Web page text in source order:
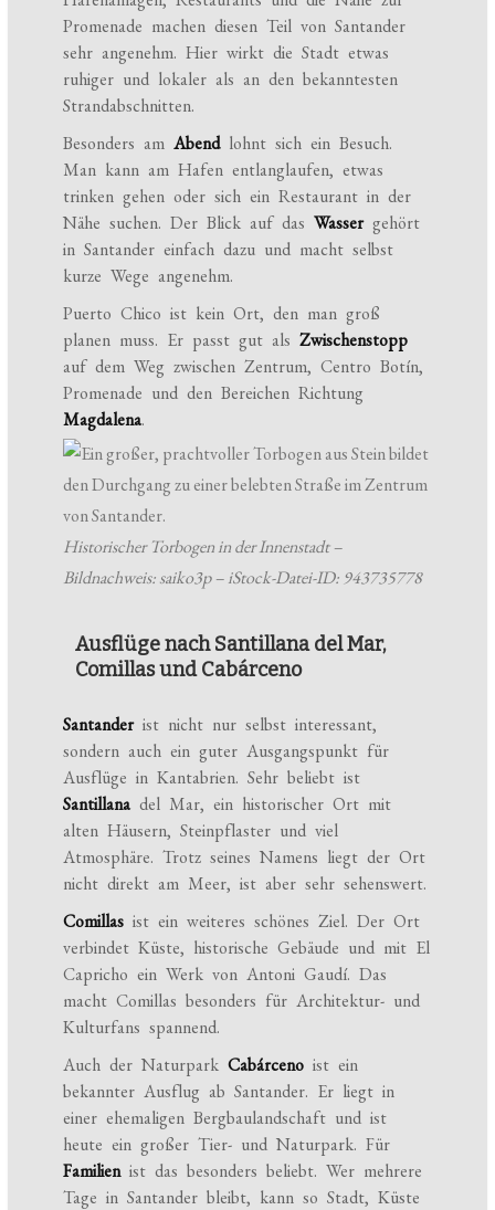
Promenade machen diesen Teil von Santander
sehr angenehm. Hier wirkt die Stadt etwas
ruhiger und lokaler als an den bekanntesten
Strandabschnitten.
Besonders amAbendlohnt sich ein Besuch.
Man kann am Hafen entlanglaufen, etwas
trinken gehen oder sich ein Restaurant in der
Nähe suchen. Der Blick auf dasWassergehört
in Santander einfach dazu und macht selbst
kurze Wege angenehm.
Puerto Chico ist kein Ort, den man groß
planen muss. Er passt gut alsZwischenstopp
auf dem Weg zwischen Zentrum, Centro Botín,
Promenade und den Bereichen Richtung
Magdalena.
Historischer Torbogen in der Innenstadt –
Bildnachweis: saiko3p – iStock-Datei-ID: 943735778
Ausflüge nach Santillana del Mar,
Comillas und Cabárceno
Santanderist nicht nur selbst interessant,
sondern auch ein guter Ausgangspunkt für
Ausflüge in Kantabrien. Sehr beliebt ist
Santillanadel Mar, ein historischer Ort mit
alten Häusern, Steinpflaster und viel
Atmosphäre. Trotz seines Namens liegt der Ort
nicht direkt am Meer, ist aber sehr sehenswert.
Comillas ist ein weiteres schönes Ziel. Der Ort
verbindet Küste, historische Gebäude und mit El
Capricho ein Werk von Antoni Gaudí. Das
macht Comillas besonders für Architektur- und
Kulturfans spannend.
Auch der NaturparkCabárceno ist ein
bekannter Ausflug ab Santander. Er liegt in
einer ehemaligen Bergbaulandschaft und ist
heute ein großer Tier- und Naturpark. Für
Familienist das besonders beliebt. Wer mehrere
Tage in Santander bleibt, kann so Stadt, Küste